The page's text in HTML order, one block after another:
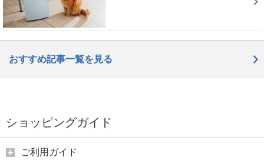
おすすめ記事一覧を見る
ショッピングガイド
ご利用ガイド